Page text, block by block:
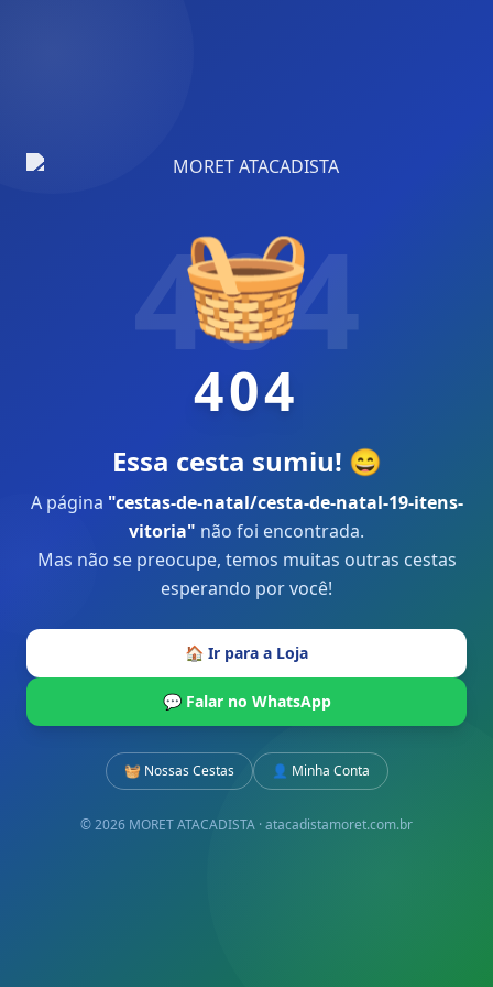
404
🧺
404
Essa cesta sumiu! 😄
A página "cestas-de-natal/cesta-de-natal-19-itens-
vitoria" não foi encontrada.
Mas não se preocupe, temos muitas outras cestas
esperando por você!
🏠 Ir para a Loja
💬 Falar no WhatsApp
🧺 Nossas Cestas 👤 Minha Conta
© 2026 MORET ATACADISTA · atacadistamoret.com.br